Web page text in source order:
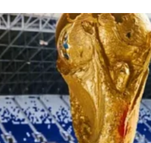
reúne os formatos que mais
e protagonismo, sem perder o